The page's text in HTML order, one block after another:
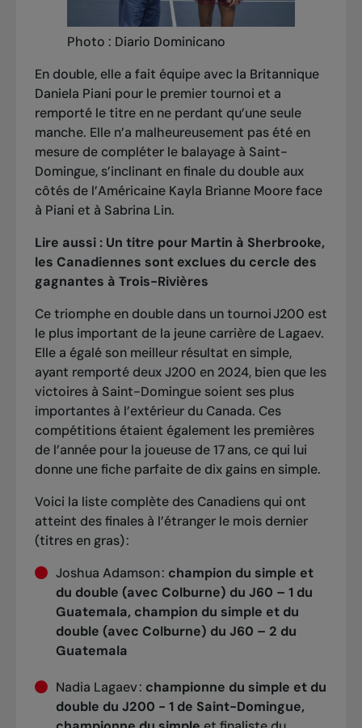
Photo : Diario Dominicano
En double, elle a fait équipe avec la Britannique
Daniela Piani pour le premier tournoi et a
remporté le titre en ne perdant qu’une seule
manche. Elle n’a malheureusement pas été en
mesure de compléter le balayage à Saint-
Domingue, s’inclinant en finale du double aux
côtés de l’Américaine Kayla Brianne Moore face
à Piani et à Sabrina Lin.
Lire aussi : Un titre pour Martin à Sherbrooke,
les Canadiennes sont exclues du cercle des
gagnantes à Trois-Rivières
Ce triomphe en double dans un tournoi J200 est
le plus important de la jeune carrière de Lagaev.
Elle a égalé son meilleur résultat en simple,
ayant remporté deux J200 en 2024, bien que les
victoires à Saint-Domingue soient ses plus
importantes à l’extérieur du Canada. Ces
compétitions étaient également les premières
de l’année pour la joueuse de 17 ans, ce qui lui
donne une fiche parfaite de dix gains en simple.
Voici la liste complète des Canadiens qui ont
atteint des finales à l’étranger le mois dernier
(titres en gras) :
Joshua Adamson : champion du simple et
du double (avec Colburne) du J60 – 1 du
Guatemala, champion du simple et du
double (avec Colburne) du J60 – 2 du
Guatemala
Nadia Lagaev : championne du simple et du
double du J200 - 1 de Saint-Domingue,